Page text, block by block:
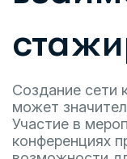
Создание сети
может
Участие в
конференциях